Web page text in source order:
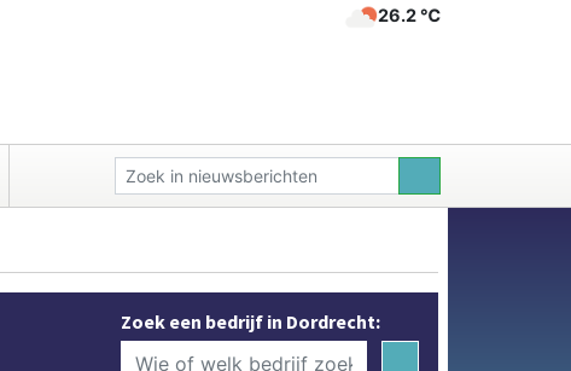
26.2 ℃
Zoek een bedrijf in Dordrecht: